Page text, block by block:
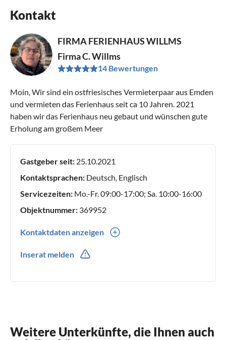
Kontakt
FIRMA FERIENHAUS WILLMS
Firma C. Willms
14 Bewertungen
Moin, Wir sind ein ostfriesisches Vermieterpaar aus Emden
und vermieten das Ferienhaus seit ca 10 Jahren. 2021
haben wir das Ferienhaus neu gebaut und wünschen gute
Erholung am großem Meer
Gastgeber seit: 25.10.2021
Kontaktsprachen: Deutsch, Englisch
Servicezeiten: Mo.-Fr. 09:00-17:00; Sa. 10:00-16:00
Objektnummer: 369952
Kontaktdaten anzeigen
Inserat melden
Weitere Unterkünfte, die Ihnen auch